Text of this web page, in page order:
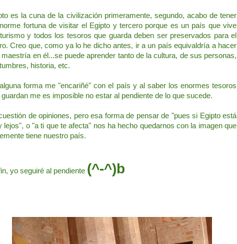
es la cuna de la civilización primeramente, segundo, acabo de tener
fortuna de visitar el Egipto y tercero porque es un país que vive
y todos los tesoros que guarda deben ser preservados para el
Creo que, como ya lo he dicho antes, ir a un país equivaldría a hacer
maestría en él...se puede aprender tanto de la cultura, de sus personas,
historia, etc.
forma me "encariñé" con el país y al saber los enormes tesoros
guardan me es imposible no estar al pendiente de lo que sucede.
de opiniones, pero esa forma de pensar de "pues si Egipto está
lejos", o "a ti que te afecta" nos ha hecho quedarnos con la imagen que
tiene nuestro país.
yo seguiré al pendiente (^-^)b